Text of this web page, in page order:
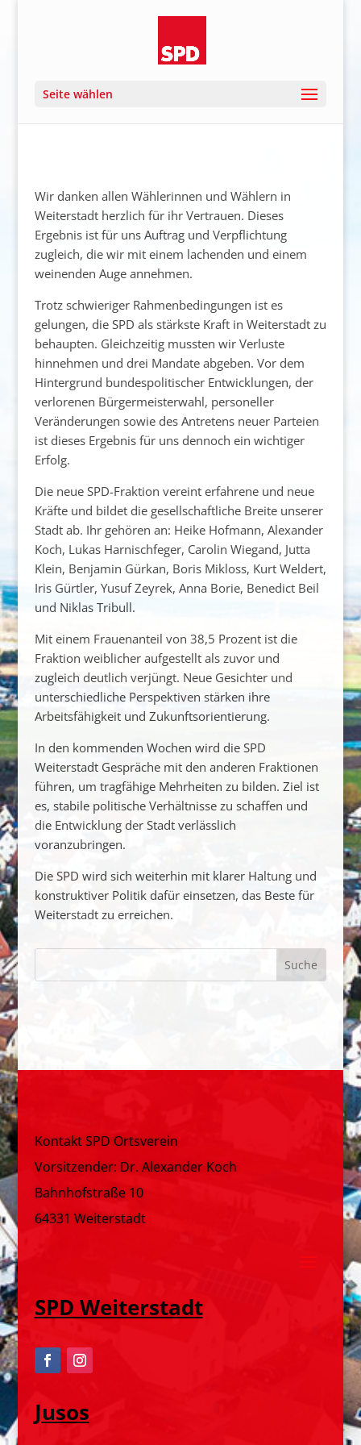
Seite wählen
Wir danken allen Wählerinnen und Wählern in
Weiterstadt herzlich für ihr Vertrauen. Dieses
Ergebnis ist für uns Auftrag und Verpflichtung
zugleich, die wir mit einem lachenden und einem
weinenden Auge annehmen.
Trotz schwieriger Rahmenbedingungen ist es
gelungen, die SPD als stärkste Kraft in Weiterstadt zu
behaupten. Gleichzeitig mussten wir Verluste
hinnehmen und drei Mandate abgeben. Vor dem
Hintergrund bundespolitischer Entwicklungen, der
verlorenen Bürgermeisterwahl, personeller
Veränderungen sowie des Antretens neuer Parteien
ist dieses Ergebnis für uns dennoch ein wichtiger
Erfolg.
Die neue SPD-Fraktion vereint erfahrene und neue
Kräfte und bildet die gesellschaftliche Breite unserer
Stadt ab. Ihr gehören an: Heike Hofmann, Alexander
Koch, Lukas Harnischfeger, Carolin Wiegand, Jutta
Klein, Benjamin Gürkan, Boris Mikloss, Kurt Weldert,
Iris Gürtler, YusufZeyrek, Anna Borie, Benedict Beil
und Niklas Tribull.
Mit einem Frauenanteil von 38,5 Prozent ist die
Fraktion weiblicher aufgestellt als zuvor und
zugleich deutlich verjüngt. Neue Gesichter und
unterschiedliche Perspektiven stärken ihre
Arbeitsfähigkeit und Zukunftsorientierung.
In den kommenden Wochen wird die SPD
Weiterstadt Gespräche mit den anderen Fraktionen
führen, um tragfähige Mehrheiten zu bilden. Ziel ist
es, stabile politische Verhältnisse zu schaffen und
die Entwicklung der Stadt verlässlich
voranzubringen.
Die SPD wird sich weiterhin mit klarer Haltung und
konstruktiver Politik dafür einsetzen, das Beste für
Weiterstadt zu erreichen.
Kontakt SPD Ortsverein
Vorsitzender: Dr. Alexander Koch
Bahnhofstraße 10
64331 Weiterstadt
SPD Weiterstadt
Jusos